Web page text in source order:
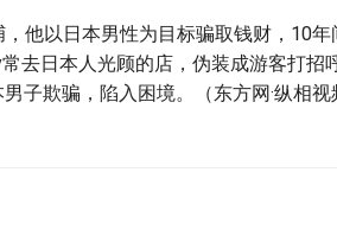
他以日本男性为目标骗取钱财，10年
去日本人光顾的店，伪装成游客打招
子欺骗，陷入困境。（东方网·纵相